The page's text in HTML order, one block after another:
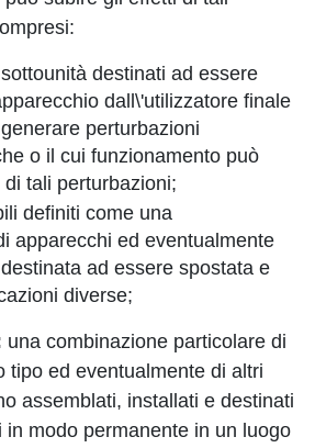
destinati ad essere
dall\'utilizzatore finale
perturbazioni
o il cui funzionamento può
tali perturbazioni;
definiti come una
apparecchi ed eventualmente
ad essere spostata e
diverse;
una combinazione particolare di
tipo ed eventualmente di altri
assemblati, installati e destinati
in modo permanente in un luogo